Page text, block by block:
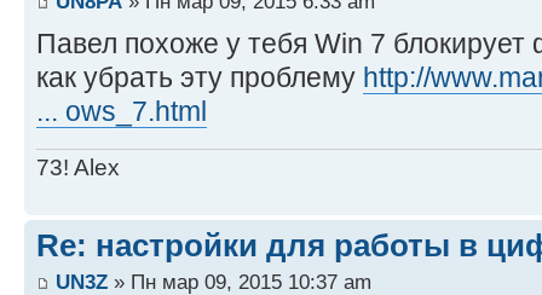
Павел похоже у тебя Win 7
как убрать эту проблему http://
... ows_7.html
73! Alex
Re: настройки для работы в
UN3Z » Пн мар 09, 2015 10:37 am